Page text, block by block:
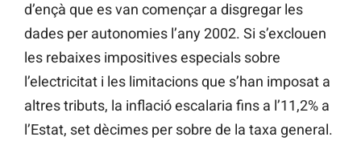
d’ençà que es van començar a disgregar les
dades per autonomies l’any 2002. Si s’exclouen
les rebaixes impositives especials sobre
l’electricitat i les limitacions que s’han imposat a
altres tributs, la inflació escalaria fins a l’11,2% a
l’Estat, set dècimes per sobre de la taxa general.